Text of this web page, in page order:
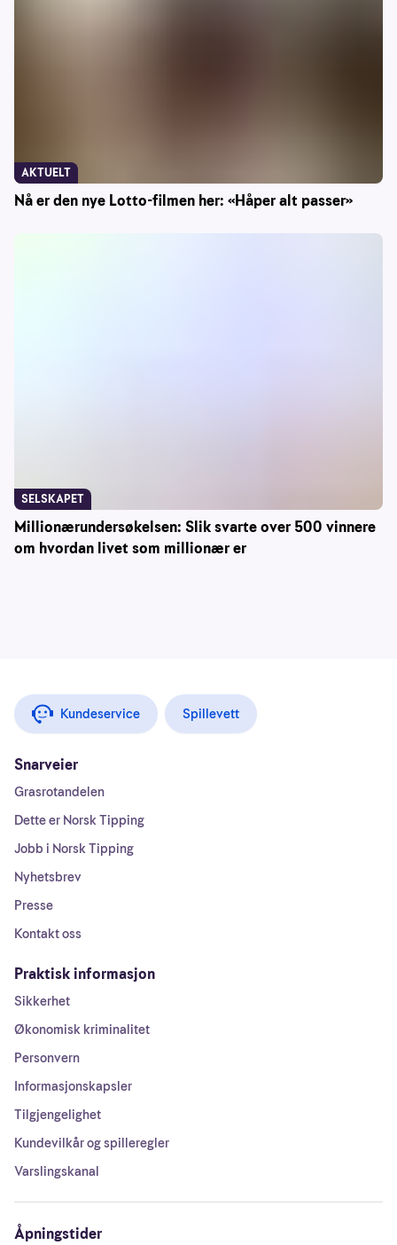
Nå er den nye Lotto-filmen her: «Håper alt passer»
AKTUELT
Millionærundersøkelsen: Slik svarte over 500 vinnere
om hvordan livet som millionær er
SELSKAPET
Kundeservice Spillevett
Snarveier
Grasrotandelen
Dette er Norsk Tipping
Jobb i Norsk Tipping
Nyhetsbrev
Presse
Kontakt oss
Praktisk informasjon
Sikkerhet
Økonomisk kriminalitet
Personvern
Informasjonskapsler
Tilgjengelighet
Kundevilkår og spilleregler
Varslingskanal
Åpningstider